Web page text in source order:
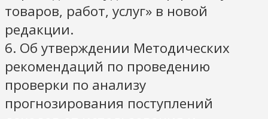
товаров, работ, услуг» в новой
редакции.
6. Об утверждении Методических
рекомендаций по проведению
проверки по анализу
прогнозирования поступлений